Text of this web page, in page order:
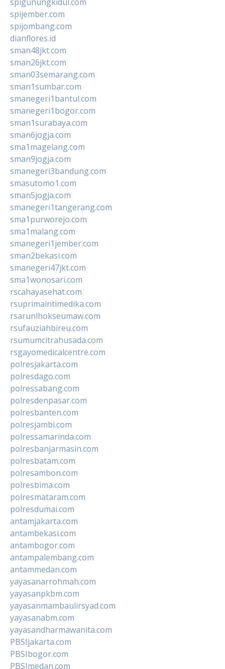
spijember.com
spijombang.com
dianflores.id
sman48jkt.com
sman26jkt.com
sman03semarang.com
sman1sumbar.com
smanegeri1bantul.com
smanegeri1bogor.com
sman1surabaya.com
sman6jogja.com
sma1magelang.com
sman9jogja.com
smanegeri3bandung.com
smasutomo1.com
sman5jogja.com
smanegeri1tangerang.com
sma1purworejo.com
sma1malang.com
smanegeri1jember.com
sman2bekasi.com
smanegeri47jkt.com
sma1wonosari.com
rscahayasehat.com
rsuprimaintimedika.com
rsarunlhokseumaw.com
rsufauziahbireu.com
rsumumcitrahusada.com
rsgayomedicalcentre.com
polresjakarta.com
polresdago.com
polressabang.com
polresdenpasar.com
polresbanten.com
polresjambi.com
polressamarinda.com
polresbanjarmasin.com
polresbatam.com
polresambon.com
polresbima.com
polresmataram.com
polresdumai.com
antamjakarta.com
antambekasi.com
antambogor.com
antampalembang.com
antammedan.com
yayasanarrohmah.com
yayasanpkbm.com
yayasanmambaulirsyad.com
yayasanabm.com
yayasandharmawanita.com
PBSIjakarta.com
PBSIbogor.com
PBSImedan.com